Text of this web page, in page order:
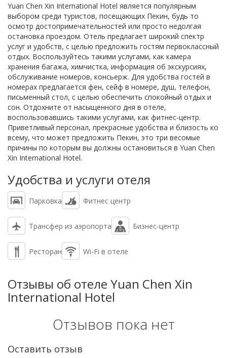
Yuan Chen Xin International Hotel является популярным
выбором среди туристов, посещающих Пекин, будь то
осмотр достопримечательностей или просто недолгая
остановка проездом. Отель предлагает широкий спектр
услуг и удобств, с целью предложить гостям первоклассный
отдых. Воспользуйтесь такими услугами, как камера
хранения багажа, химчистка, информация об экскурсиях,
обслуживание номеров, консьерж. Для удобства гостей в
номерах предлагается фен, сейф в номере, душ, телефон,
письменный стол, с целью обеспечить спокойный отдых и
сон. Отдохните от насыщенного дня в отеле,
воспользовавшись такими услугами, как фитнес-центр.
Приветливый персонал, прекрасные удобства и близость ко
всему, что может предложить Пекин, это три весомые
причины по которым вы должны остановиться в Yuan Chen
Xin International Hotel.
Удобства и услуги отеля
Парковка Фитнес центр
Трансфер из аэропорта Бизнес-центр
Ресторан Wi-Fi в отеле
Отзывы об отеле Yuan Chen Xin
International Hotel
Отзывов пока нет
Оставить отзыв